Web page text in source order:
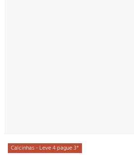
Calcinhas - Leve 4 pague 3*